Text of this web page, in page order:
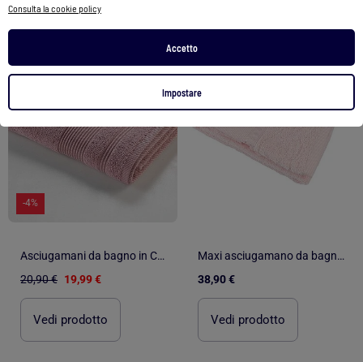
Consulta la cookie policy
Accetto
Impostare
-4%
Asciugamani da bagno in Cotone PROMO LINGE
20,90 € 19,99 €
Vedi prodotto
Maxi asciugamano da bagno da ricamare in spugna tela Aïda
38,90 €
Vedi prodotto